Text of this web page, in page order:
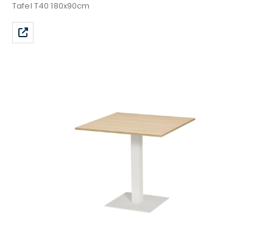
Tafel T40 180x90cm